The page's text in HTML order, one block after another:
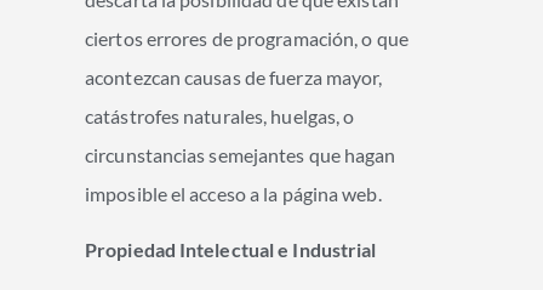
ciertos errores de programación, o que
acontezcan causas de fuerza mayor,
catástrofes naturales, huelgas, o
circunstancias semejantes que hagan
imposible el acceso a la página web.
Propiedad Intelectual e Industrial